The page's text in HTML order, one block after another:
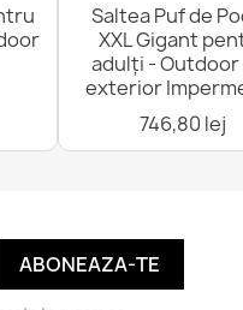
Saltea Puf de
XXL Gigant
adulți - Outdoor
exterior
746,80 lej